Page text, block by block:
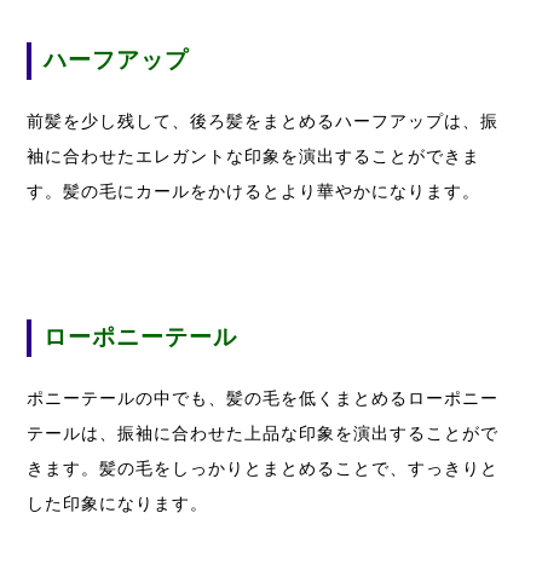
ハーフアップ
前髪を少し残して、後ろ髪をまとめるハーフアップは、振
袖に合わせたエレガントな印象を演出することができま
す。髪の毛にカールをかけるとより華やかになります。
ローポニーテール
ポニーテールの中でも、髪の毛を低くまとめるローポニー
テールは、振袖に合わせた上品な印象を演出することがで
きます。髪の毛をしっかりとまとめることで、すっきりと
した印象になります。